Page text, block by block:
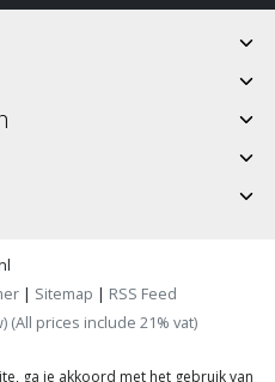
| Sitemap | RSS Feed
(All prices include 21% vat)
ga je akkoord met het gebruik van